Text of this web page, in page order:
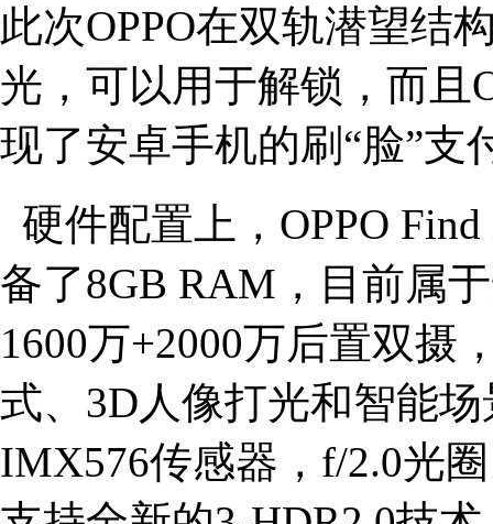
此次OPPO在双轨潜望结
光，可以用于解锁，而且
现了安卓手机的刷“脸”支
硬件配置上，OPPO
备了8GB RAM，目前属
1600万+2000万后置双摄
式、3D人像打光和智能
IMX576传感器，f/2.0光